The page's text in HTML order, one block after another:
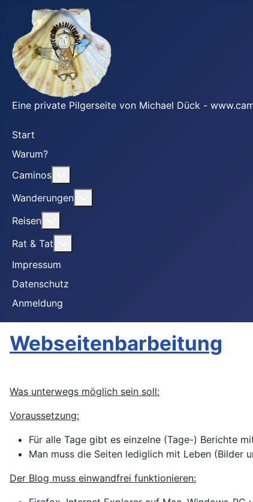
Eine private Pilgerseite von Michael Dück -
Start
Warum?
Caminos
Wanderungen
Reisen
Rat & Tat
Impressum
Datenschutz
Anmeldung
Webseitenbarbeitung
Was unterwegs möglich sein soll:
Voraussetzung:
Für alle Tage gibt es einzelne (Tage-) Berichte
Man muss die Seiten lediglich mit Leben (Bilder
Der Blog muss einwandfrei funktionieren: